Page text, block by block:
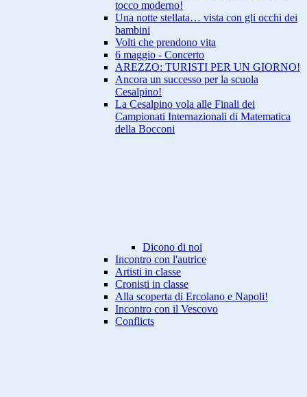
tocco moderno!
Una notte stellata… vista con gli occhi dei
bambini
Volti che prendono vita
6 maggio - Concerto
AREZZO: TURISTI PER UN GIORNO!
Ancora un successo per la scuola
Cesalpino!
La Cesalpino vola alle Finali dei
Campionati Internazionali di Matematica
della Bocconi
Dicono di noi
Incontro con l'autrice
Artisti in classe
Cronisti in classe
Alla scoperta di Ercolano e Napoli!
Incontro con il Vescovo
Conflicts